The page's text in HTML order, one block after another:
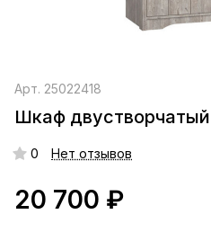
Арт. 25022418
Шкаф двустворчатый
0 Нет отзывов
20 700 ₽